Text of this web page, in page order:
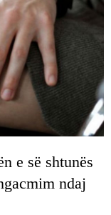
e së shtunës
ndaj